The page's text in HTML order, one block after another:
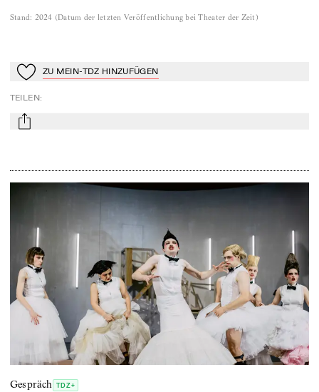
Stand: 2024 (Datum der letzten Veröffentlichung bei Theater der Zeit )
Zu Mein-TdZ hinzufügen
ZU MEIN-TDZ HINZUFÜGEN
TEILEN:
mail
Gespräch TDZ+